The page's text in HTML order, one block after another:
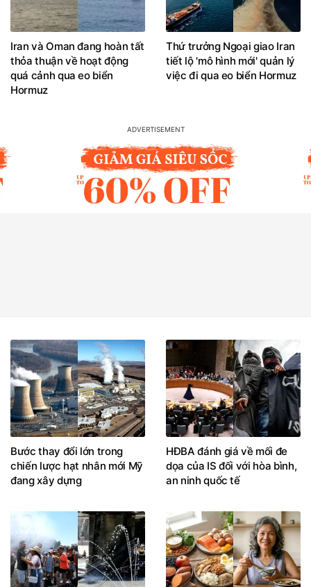
Iran và Oman đang hoàn tất
thỏa thuận về hoạt động
quá cảnh qua eo biển
Hormuz
Thứ trưởng Ngoại giao Iran
tiết lộ 'mô hình mới' quản lý
việc đi qua eo biển Hormuz
Bước thay đổi lớn trong
chiến lược hạt nhân mới Mỹ
đang xây dựng
HĐBA đánh giá về mối đe
dọa của IS đối với hòa bình,
an ninh quốc tế